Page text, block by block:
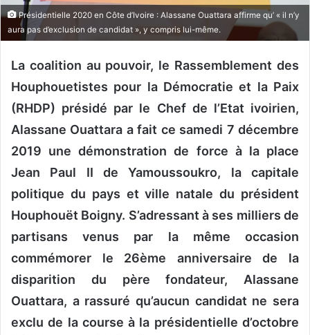
r
e
Présidentielle 2020 en Côte d’Ivoire : Alassane Ouattara affirme qu’ « il n’y
aura pas d’exclusion de candidat », y compris lui-même.
La coalition au pouvoir, le Rassemblement des
Houphouetistes pour la Démocratie et la Paix
(RHDP) présidé par le Chef de l’Etat ivoirien,
Alassane Ouattara a fait ce samedi 7 décembre
2019 une démonstration de force à la place
Jean Paul II de Yamoussoukro, la capitale
politique du pays et ville natale du président
Houphouët Boigny. S’adressant à ses milliers de
partisans venus par la même occasion
commémorer le 26ème anniversaire de la
disparition du père fondateur, Alassane
Ouattara, a rassuré qu’aucun candidat ne sera
exclu de la course à la présidentielle d’octobre